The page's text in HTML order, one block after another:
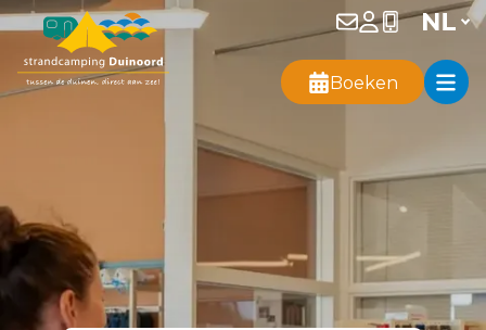
Boeken